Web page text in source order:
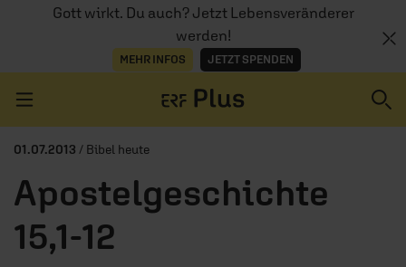
Gott wirkt. Du auch? Jetzt Lebensveränderer
werden!
MEHR INFOS JETZT SPENDEN
ERZÄHL MAL
AUDIOTHEK
01.07.2013 / Bibel heute
Apostelgeschichte
15,1-12